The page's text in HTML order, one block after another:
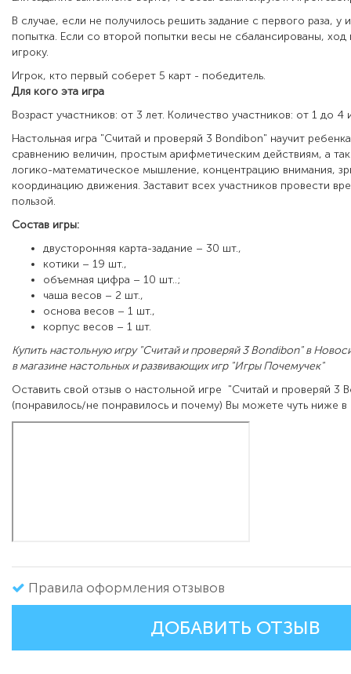
В случае, если не получилось решить задание с первого раза, у
попытка. Если со второй попытки весы не сбалансированы, ход
игроку.
Игрок, кто первый соберет 5 карт - победитель.
Для кого эта игра
Возраст участников: от 3 лет. Количество участников: от 1 до 4
Настольная игра "Считай и проверяй 3 Bondibon" научит
сравнению величин, простым арифметическим действиям, а
логико-математическое мышление, концентрацию внимания,
координацию движения. Заставит всех участников провести
пользой.
Состав игры:
двусторонняя карта-задание – 30 шт.,
котики – 19 шт.,
объемная цифра – 10 шт..;
чаша весов – 2 шт.,
основа весов – 1 шт.,
корпус весов – 1 шт.
Купить настольную игру "Считай и проверяй 3 Bondibon" в
в магазине настольных и развивающих игр "Игры Почемучек"
Оставить свой отзыв о настольной игре "Считай и проверяй 3
(понравилось/не понравилось и почему) Вы можете чуть ниже в
Правила оформления отзывов
ДОБАВИТЬ ОТЗЫВ